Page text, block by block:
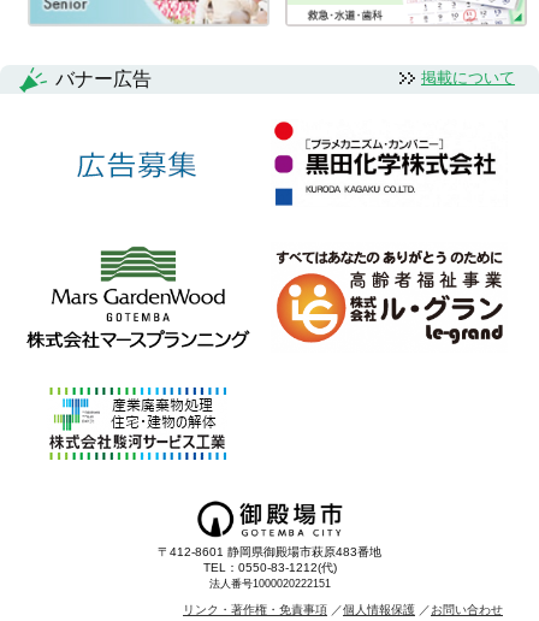
バナー広告 掲載について
〒412-8601 静岡県御殿場市萩原483番地
TEL：0550-83-1212(代)
法人番号1000020222151
リンク・著作権・免責事項 個人情報保護 お問い合わせ